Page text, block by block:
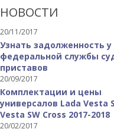
НОВОСТИ
20/11/2017
Узнать задолженность у
федеральной службы
приставов
20/09/2017
Комплектации и цены
универсалов Lada Vesta
Vesta SW Cross 2017-2018
20/02/2017